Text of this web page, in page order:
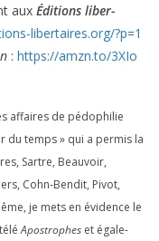
aux Éditions liber­
liber​taires​.org/​?​p​=​1
: https://​amzn​.to/​3​X​I​o​
affaires de pédo­phi­lie
du temps » qui a per­mis la
Sartre, Beauvoir,
Cohn-Bendit, Pivot,
je mets en évi­dence le
téléApostrophes et éga­le­